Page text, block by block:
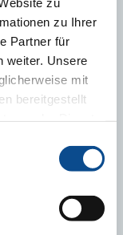
zu Ihrer
Partner für
weiter. Unsere
mit
bereitgestellt